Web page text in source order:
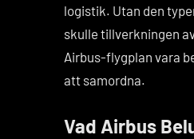
logistik. Utan den
skulle tillverkningen
Airbus-flygplan vara
att samordna.
Vad Airbus